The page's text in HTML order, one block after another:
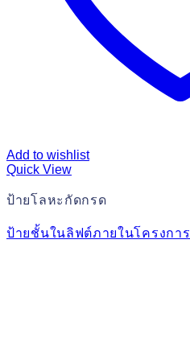
Add to wishlist
Quick View
ป้ายโลหะกัดกรด
ป้ายชั้นในลิฟต์ภายในโครงการ